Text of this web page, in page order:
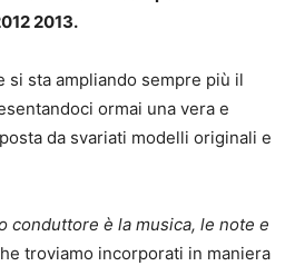
2013.
si sta ampliando sempre più il
ormai una vera e
da svariati modelli originali e
conduttore è la musica, le note e
troviamo incorporati in maniera